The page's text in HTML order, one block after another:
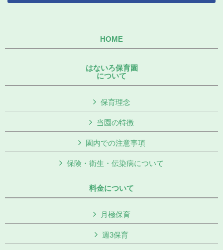
HOME
はないろ保育園
について
保育理念
当園の特徴
園内での注意事項
保険・衛生・伝染病について
料金について
月極保育
週3保育